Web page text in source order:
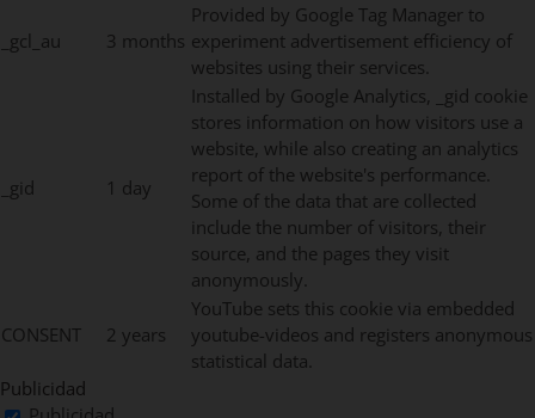
_gcl_au 3 months
Provided by Google Tag Manager to
experiment advertisement efficiency of
websites using their services.
_gid 1 day
Installed by Google Analytics, _gid cookie
stores information on how visitors use a
website, while also creating an analytics
report of the website's performance.
Some of the data that are collected
include the number of visitors, their
source, and the pages they visit
anonymously.
CONSENT 2 years
YouTube sets this cookie via embedded
youtube-videos and registers anonymous
statistical data.
Publicidad